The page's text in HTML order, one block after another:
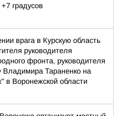
градусов
врага в Курскую область
руководителя
фронта, руководителя
Тараненко на
в Воронежской области